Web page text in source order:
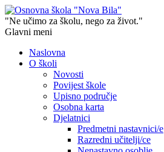
"Ne učimo za školu, nego za život."
Glavni meni
Naslovna
O školi
Novosti
Povijest škole
Upisno područje
Osobna karta
Djelatnici
Predmetni nastavnici/e
Razredni učitelji/ce